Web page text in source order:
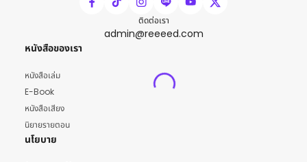
ติดต่อเรา
admin@reeeed.com
หนังสือของเรา
หนังสือเล่ม
E-Book
หนังสือเสียง
นิยายรายตอน
นโยบาย